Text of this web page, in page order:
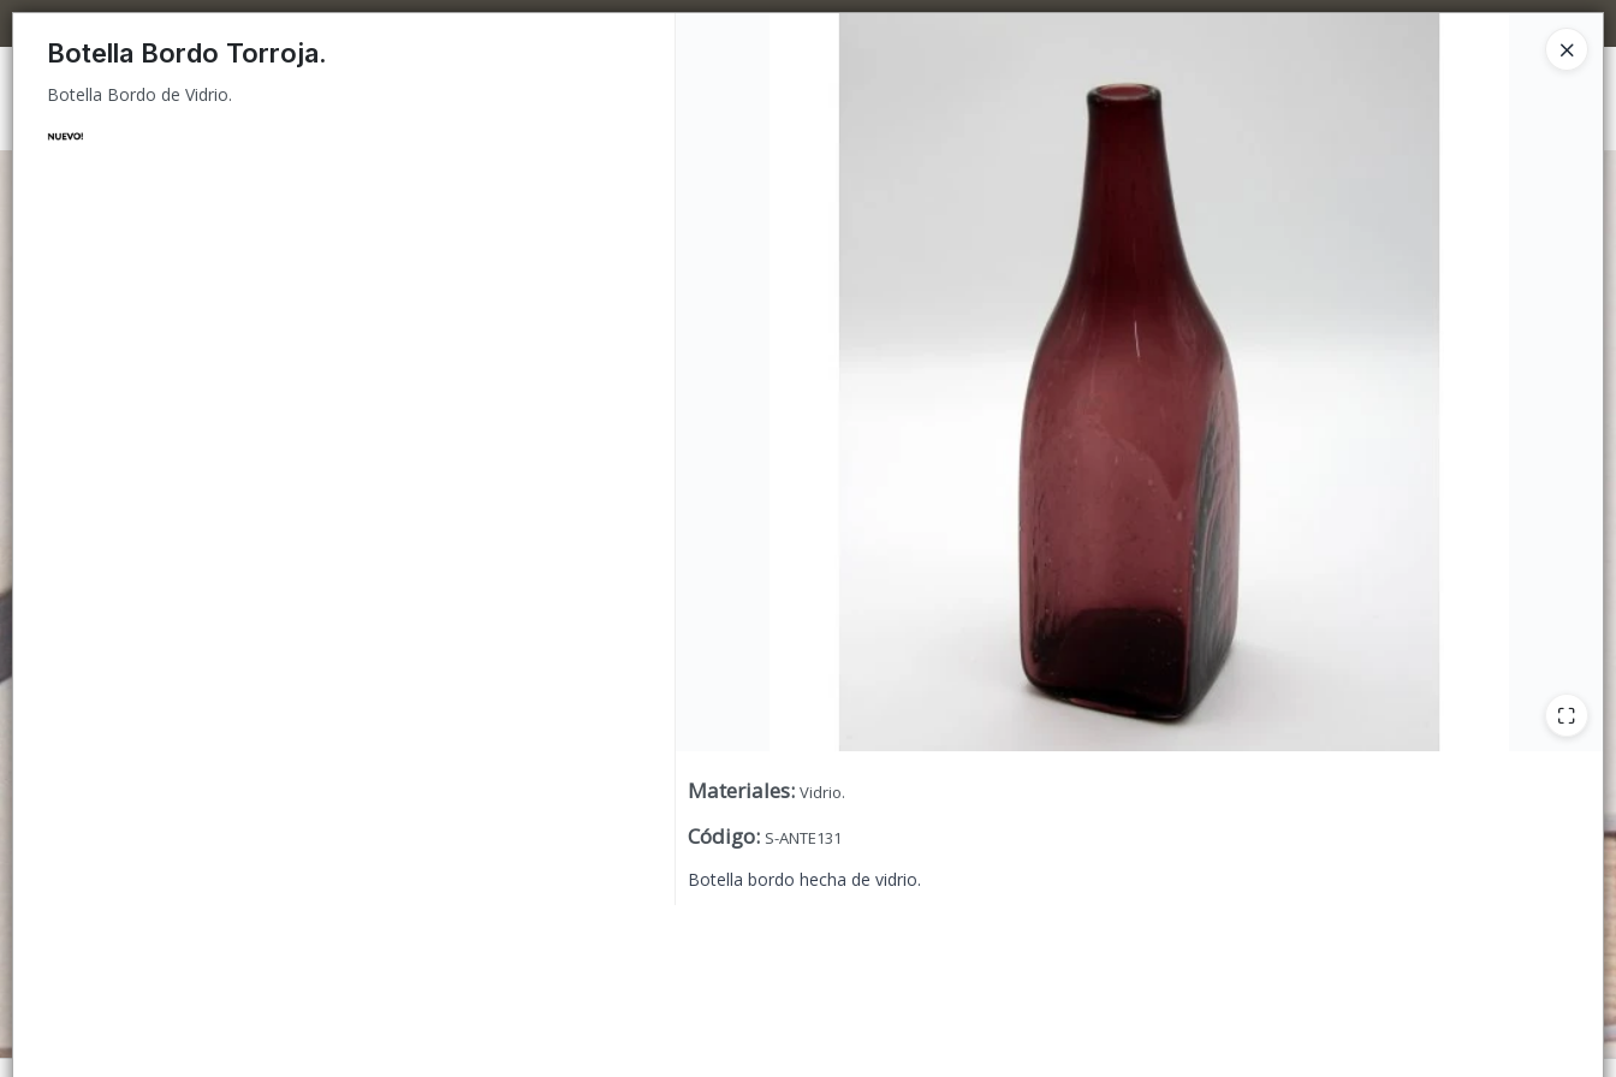
Botella Bordo de Vidrio.
Botella Bordo Torroja.
Botella Bordo de Vidrio.
Materiales: Vidrio.
Código: S-ANTE131
Botella bordo hecha de vidrio.
CÓMO COMPRAR TIENDA MINORISTA